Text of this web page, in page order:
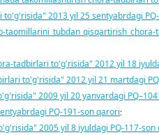
2013 yil 25 sentyabrdagi
tubdan qisqartirish
tadbirlari to'g'risida" 2012 yil 18
to'g'risida" 2012 yil 21 martdagi
2009 yil 20 yanvardagi
PQ-191-son qarori;
2005 yil 8 iyuldagi PQ-117-son